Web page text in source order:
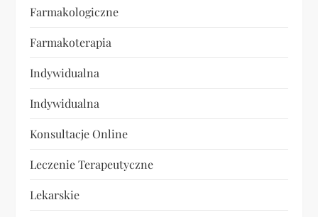
Farmakologiczne
Farmakoterapia
Indywidualna
Indywidualna
Konsultacje Online
Leczenie Terapeutyczne
Lekarskie